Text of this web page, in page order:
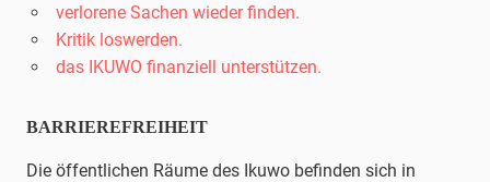
verlorene Sachen wieder finden.
Kritik loswerden.
das IKUWO finanziell unterstützen.
BARRIEREFREIHEIT
Die öffentlichen Räume des Ikuwo befinden sich in